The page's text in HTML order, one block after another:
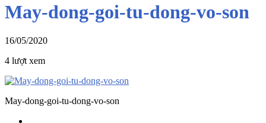
May-dong-goi-tu-dong-vo-son
16/05/2020
4 lượt xem
May-dong-goi-tu-dong-vo-son